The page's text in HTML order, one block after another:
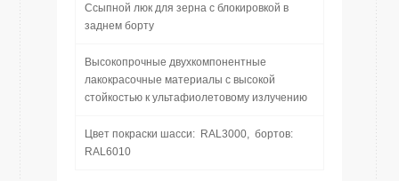
Ссыпной люк для зерна с блокировкой в
заднем борту
Высокопрочные двухкомпонентные
лакокрасочные материалы с высокой
стойкостью к ультафиолетовому излучению
Цвет покраски шасси: RAL3000, бортов:
RAL6010